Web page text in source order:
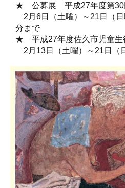
★ 公募展 平成27年度第30
2月6日（土曜）～21日（
分まで
★ 平成27年度佐久市児童生
2月13日（土曜）～21日（